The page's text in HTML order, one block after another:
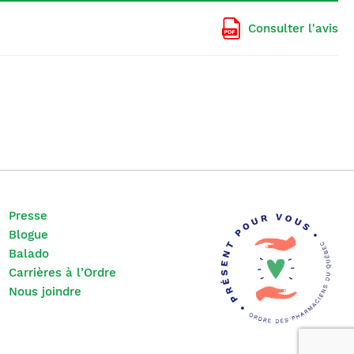
Consulter l'avis
Presse
Blogue
Balado
Carrières à l’Ordre
Nous joindre